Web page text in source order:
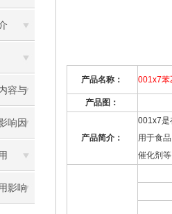
容与
响因
影响
产品名称： 001x7苯
产品图：
产品简介：
001x7是
用于食
催化剂